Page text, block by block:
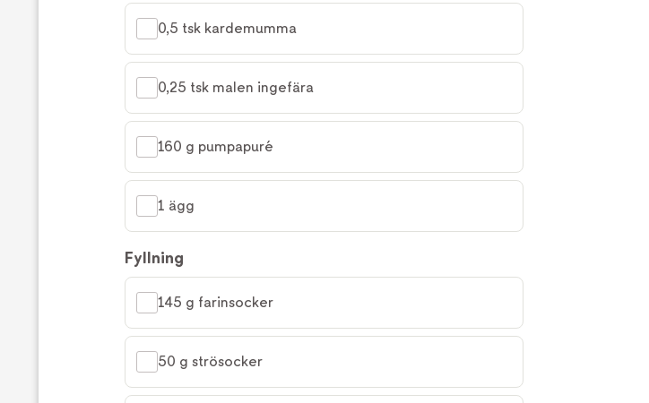
0,5 tsk kardemumma
0,25 tsk malen ingefära
160 g pumpapuré
1 ägg
Fyllning
145 g farinsocker
50 g strösocker